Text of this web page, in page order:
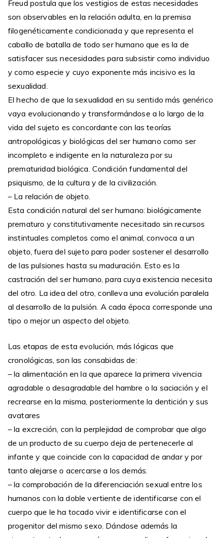
Freud postula que los vestigios de estas necesidades
son observables en la relación adulta, en la premisa
filogenéticamente condicionada y que representa el
caballo de batalla de todo ser humano que es la de
satisfacer sus necesidades para subsistir como individuo
y como especie y cuyo exponente más incisivo es la
sexualidad.
El hecho de que la sexualidad en su sentido más genérico
vaya evolucionando y transformándose a lo largo de la
vida del sujeto es concordante con las teorías
antropológicas y biológicas del ser humano como ser
incompleto e indigente en la naturaleza por su
prematuridad biológica. Condición fundamental del
psiquismo, de la cultura y de la civilización.
– La relación de objeto.
Esta condición natural del ser humano: biológicamente
prematuro y constitutivamente necesitado sin recursos
instintuales completos como el animal, convoca a un
objeto, fuera del sujeto para poder sostener el desarrollo
de las pulsiones hasta su maduración. Esto es la
castración del ser humano, para cuya existencia necesita
del otro. La idea del otro, conlleva una evolución paralela
al desarrollo de la pulsión. A cada época corresponde una
tipo o mejor un aspecto del objeto.
Las etapas de esta evolución, más lógicas que
cronológicas, son las consabidas de:
– la alimentación en la que aparece la primera vivencia
agradable o desagradable del hambre o la saciación y el
recrearse en la misma, posteriormente la dentición y sus
avatares
– la excreción, con la perplejidad de comprobar que algo
de un producto de su cuerpo deja de pertenecerle al
infante y que coincide con la capacidad de andar y por
tanto alejarse o acercarse a los demás.
– la comprobación de la diferenciación sexual entre los
humanos con la doble vertiente de identificarse con el
cuerpo que le ha tocado vivir e identificarse con el
progenitor del mismo sexo. Dándose además la